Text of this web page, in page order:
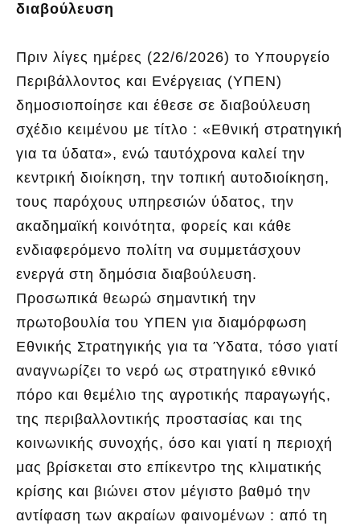
διαβούλευση
Πριν λίγες ημέρες (22/6/2026) το Υπουργείο
Περιβάλλοντος και Ενέργειας (ΥΠΕΝ)
δημοσιοποίησε και έθεσε σε διαβούλευση
σχέδιο κειμένου με τίτλο : «Εθνική στρατηγική
για τα ύδατα», ενώ ταυτόχρονα καλεί την
κεντρική διοίκηση, την τοπική αυτοδιοίκηση,
τους παρόχους υπηρεσιών ύδατος, την
ακαδημαϊκή κοινότητα, φορείς και κάθε
ενδιαφερόμενο πολίτη να συμμετάσχουν
ενεργά στη δημόσια διαβούλευση.
Προσωπικά θεωρώ σημαντική την
πρωτοβουλία του ΥΠΕΝ για διαμόρφωση
Εθνικής Στρατηγικής για τα Ύδατα, τόσο γιατί
αναγνωρίζει το νερό ως στρατηγικό εθνικό
πόρο και θεμέλιο της αγροτικής παραγωγής,
της περιβαλλοντικής προστασίας και της
κοινωνικής συνοχής, όσο και γιατί η περιοχή
μας βρίσκεται στο επίκεντρο της κλιματικής
κρίσης και βιώνει στον μέγιστο βαθμό την
αντίφαση των ακραίων φαινομένων : από τη